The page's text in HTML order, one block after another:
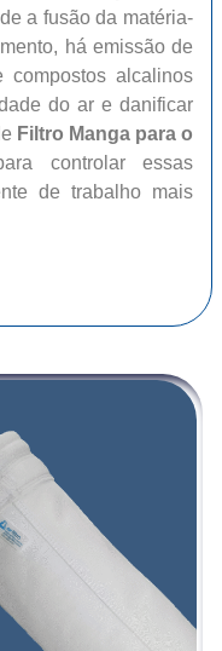
a fusão da matéria-
há emissão de
compostos alcalinos
do ar e danificar
Filtro Manga para o
controlar essas
de trabalho mais